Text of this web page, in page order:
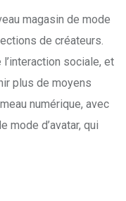
magasin de mode
de créateurs.
sociale, et
plus de moyens
numérique, avec
mode d’avatar, qui